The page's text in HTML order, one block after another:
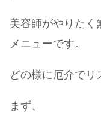
美容師がやりたく
メニューです。
どの様に厄介でリ
まず、